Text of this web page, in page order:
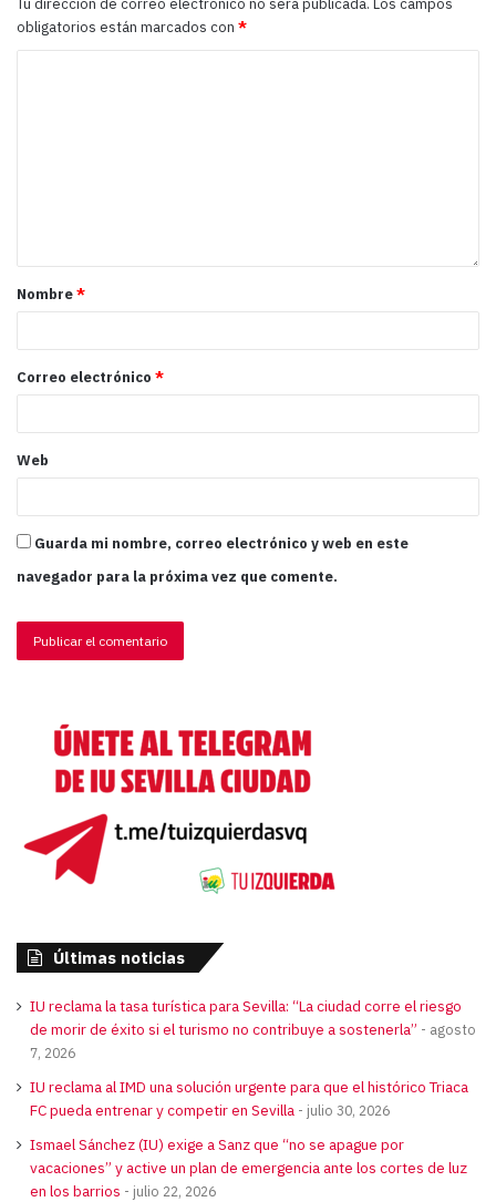
obligatorios están marcados con *
Nombre*
Correo electrónico *
Web
Guarda mi nombre, correo electrónico y web en este
navegador para la próxima vez que comente.
Últimas noticias
IU reclama la tasa turística para Sevilla: “La ciudad corre el riesgo
de morir de éxito si el turismo no contribuye a sostenerla”
agosto
7, 2026
IU reclama al IMD una solución urgente para que el histórico Triaca
FC pueda entrenar y competir en Sevilla
julio 30, 2026
Ismael Sánchez (IU) exige a Sanz que “no se apague por
vacaciones” y active un plan de emergencia ante los cortes de luz
en los barrios
julio 22, 2026